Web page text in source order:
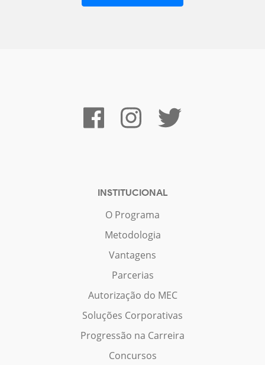
INSTITUCIONAL
O Programa
Metodologia
Vantagens
Parcerias
Autorização do MEC
Soluções Corporativas
Progressão na Carreira
Concursos